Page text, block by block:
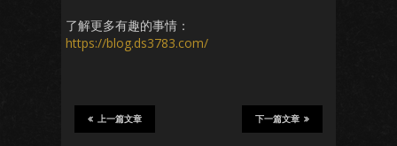
了解更多有趣的事情：
https://blog.ds3783.com/
下一篇文章
上一篇文章